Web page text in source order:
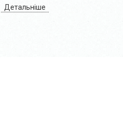
Детальніше